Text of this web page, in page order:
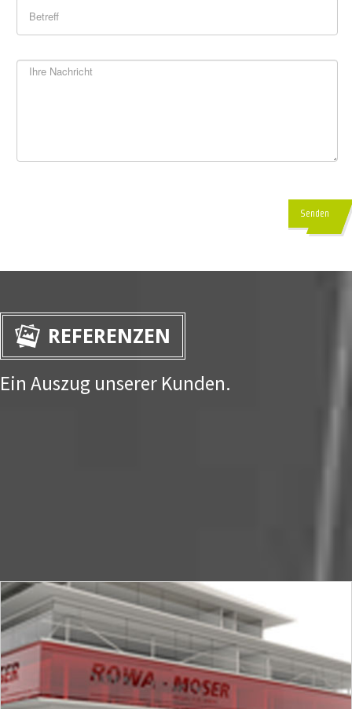
Senden
REFERENZEN
Ein Auszug unserer Kunden.